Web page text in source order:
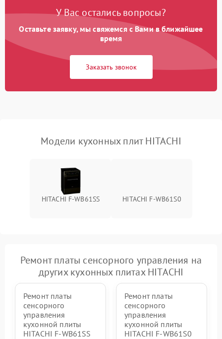
У Вас остались вопросы?
Оставьте заявку, мы свяжемся с Вами в ближайшее
время
Заказать звонок
Модели кухонных плит HITACHI
HITACHI F-WB61SS HITACHI F-WB61S0
Ремонт платы сенсорного управления на
других кухонных плитах HITACHI
Ремонт платы
сенсорного
управления
кухонной плиты
HITACHI F-WB61SS
Ремонт платы
сенсорного
управления
кухонной плиты
HITACHI F-WB61S0